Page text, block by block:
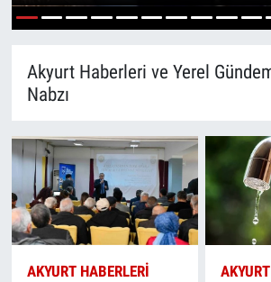
1
Akyurt Haberleri ve Yerel
Nabzı
AKYURT HABERLERI